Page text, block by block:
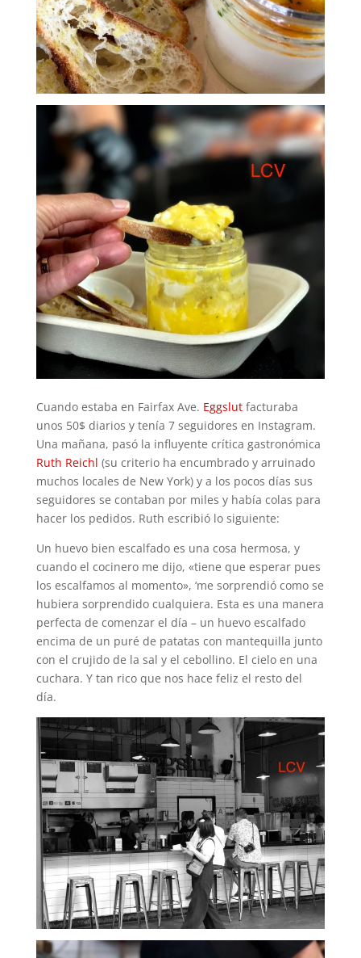
Cuando estaba en Fairfax Ave. Eggslutfacturaba
unos 50$ diarios y tenía 7 seguidores en Instagram.
Una mañana, pasó la influyente crítica gastronómica
Ruth Reichl (su criterio ha encumbrado y arruinado
muchos locales de New York) y a los pocos días sus
seguidores se contaban por miles y había colas para
hacer los pedidos. Ruth escribió lo siguiente:
Un huevo bien escalfado es una cosa hermosa, y
cuando el cocinero me dijo, «tiene que esperar pues
los escalfamos al momento», ‘me sorprendió como se
hubiera sorprendido cualquiera. Esta es una manera
perfecta de comenzar el día – un huevo escalfado
encima de un puré de patatas con mantequilla junto
con el crujido de la sal y el cebollino. El cielo en una
cuchara. Y tan rico que nos hace feliz el resto del
día.